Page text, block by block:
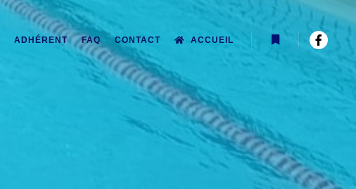
ADHÉRENT FAQ CONTACT ACCUEIL
Plus d’infos